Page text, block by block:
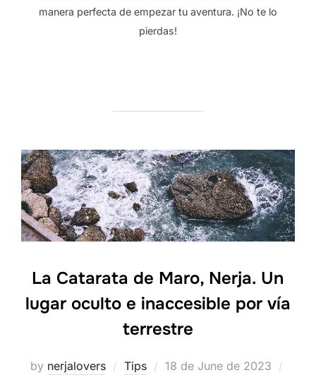
manera perfecta de empezar tu aventura. ¡No te lo
pierdas!
La Catarata de Maro, Nerja. Un
lugar oculto e inaccesible por vía
terrestre
by nerjalovers Tips
Posted
18 de June de 2023